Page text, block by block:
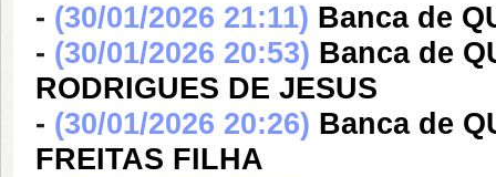
- (30/01/2026 21:11) Banca de
- (30/01/2026 20:53) Banca de
RODRIGUES DE JESUS
- (30/01/2026 20:26) Banca de
FREITAS FILHA